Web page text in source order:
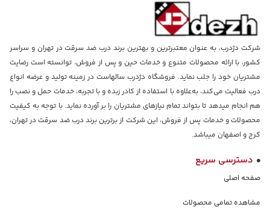
شرکت دژدرب، به عنوان معتبرترین و بهترین برند درب ضد سرقت در تهران و سراسر
کشور، با ارائه محصولات متنوع و خدمات حین و پس از فروش، توانسته است رضایت
مشتریان خود را جلب نماید. فروشگاه دژدرب سالهاست در زمینه تولید و عرضه انواع
درب فعالیت می‌کند، به‌علاوه با استفاده از کادر زبده و با تجربه، خدمات حمل و نصب را
هم انجام میدهد تا بتواند تمام نیازهای مشتریان را بر آورده نماید. با توجه به کیفیت
محصولات و خدمات پس از فروش، این شرکت از برترین برند درب ضد سرقت در تهران،
کرج و اصفهان میباشد.
دسترسی سریع
صفحه اصلی
مشاهده تمامی محصولات